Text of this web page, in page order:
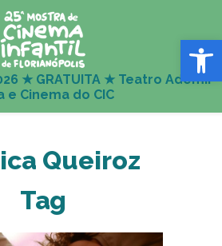
Abrir
Queiroz
Tag